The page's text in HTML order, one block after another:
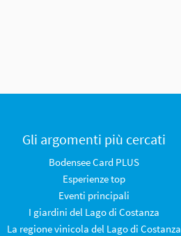
Gli argomenti più cercati
Bodensee Card PLUS
Esperienze top
Eventi principali
I giardini del Lago di Costanza
La regione vinicola del Lago di Costanza